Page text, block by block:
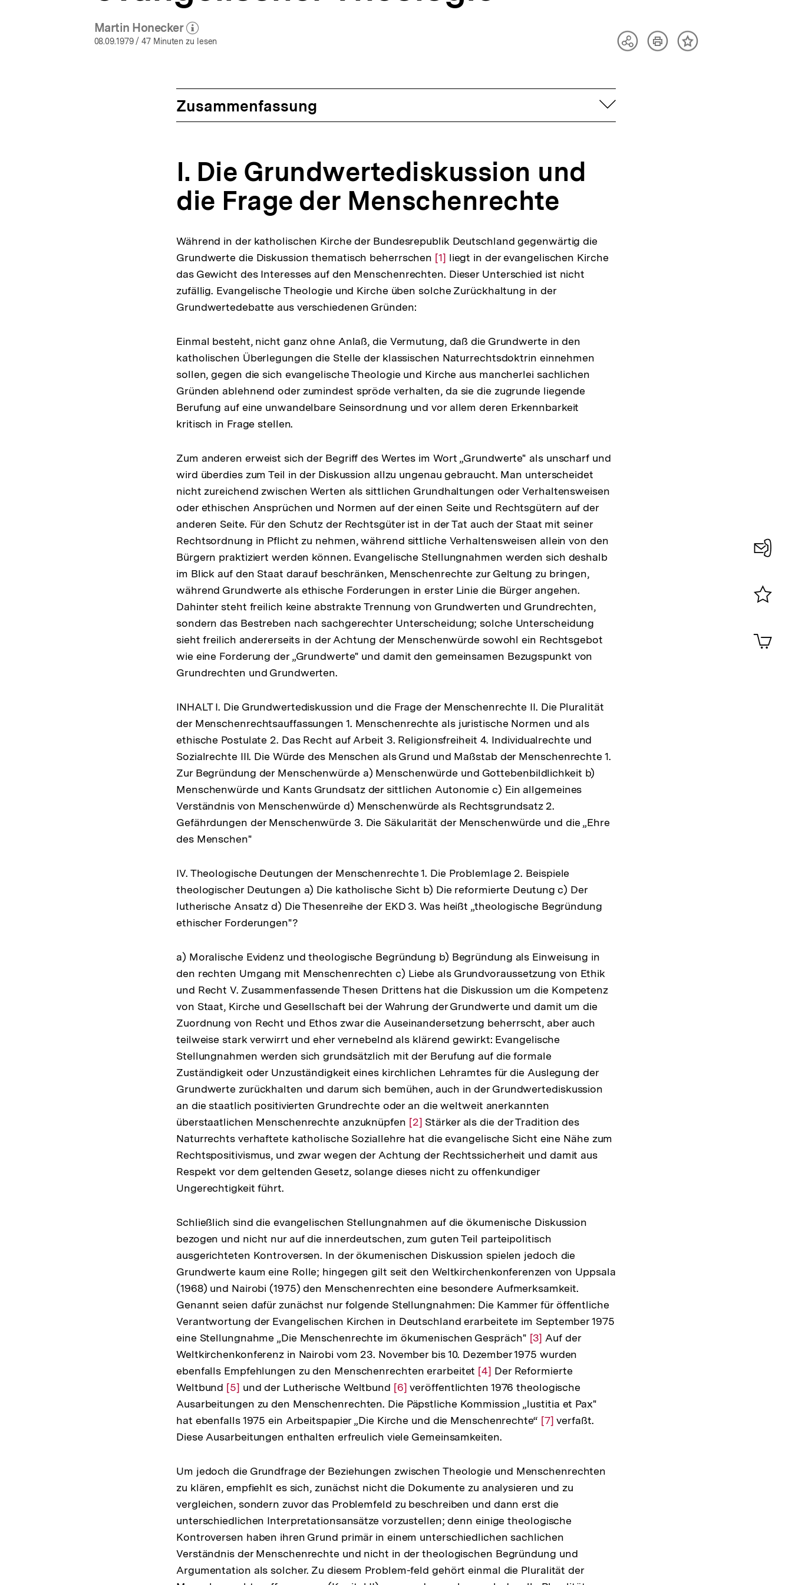
Martin Honecker
(Mehr zum Autor)
öffnen
08.09.1979/ 47 Minuten zu lesen
TeilenArtikelInhalt
Zusammenfassung aufklappen
I. Die Grundwertediskussion und
die Frage der Menschenrechte
Während in der katholischen Kirche der Bundesrepublik Deutschland gegenwärtig die
Grundwerte die Diskussion thematisch beherrschen Zur
Auflösung
der
[1] liegt in der evangelischen Kirche
das Gewicht des Interesses auf den Menschenrechten. Dieser Unterschied ist nicht
zufällig. Evangelische Theologie und Kirche üben solche Zurückhaltung in der
Grundwertedebatte aus verschiedenen Gründen:
Einmal besteht, nicht ganz ohne Anlaß, die Vermutung, daß die Grundwerte in den
katholischen Überlegungen die Stelle der klassischen Naturrechtsdoktrin einnehmen
sollen, gegen die sich evangelische Theologie und Kirche aus mancherlei sachlichen
Gründen ablehnend oder zumindest spröde verhalten, da sie die zugrunde liegende
Berufung auf eine unwandelbare Seinsordnung und vor allem deren Erkennbarkeit
kritisch in Frage stellen.
Zum anderen erweist sich der Begriff des Wertes im Wort „Grundwerte" als unscharf und
wird überdies zum Teil in der Diskussion allzu ungenau gebraucht. Man unterscheidet
nicht zureichend zwischen Werten als sittlichen Grundhaltungen oder Verhaltensweisen
oder ethischen Ansprüchen und Normen auf der einen Seite und Rechtsgütern auf der
anderen Seite. Für den Schutz der Rechtsgüter ist in der Tat auch der Staat mit seiner
Rechtsordnung in Pflicht zu nehmen, während sittliche Verhaltensweisen allein von den
Bürgern praktiziert werden können. Evangelische Stellungnahmen werden sich deshalb
im Blick auf den Staat darauf beschränken, Menschenrechte zur Geltung zu bringen,
während Grundwerte als ethische Forderungen in erster Linie die Bürger angehen.
Dahinter steht freilich keine abstrakte Trennung von Grundwerten und Grundrechten,
sondern das Bestreben nach sachgerechter Unterscheidung; solche Unterscheidung
sieht freilich andererseits in der Achtung der Menschenwürde sowohl ein Rechtsgebot
wie eine Forderung der „Grundwerte" und damit den gemeinsamen Bezugspunkt von
Grundrechten und Grundwerten.
INHALT I. Die Grundwertediskussion und die Frage der Menschenrechte II. Die Pluralität
der Menschenrechtsauffassungen 1. Menschenrechte als juristische Normen und als
ethische Postulate 2. Das Recht auf Arbeit 3. Religionsfreiheit 4. Individualrechte und
Sozialrechte III. Die Würde des Menschen als Grund und Maßstab der Menschenrechte 1.
Zur Begründung der Menschenwürde a) Menschenwürde und Gottebenbildlichkeit b)
Menschenwürde und Kants Grundsatz der sittlichen Autonomie c) Ein allgemeines
Verständnis von Menschenwürde d) Menschenwürde als Rechtsgrundsatz 2.
Gefährdungen der Menschenwürde 3. Die Säkularität der Menschenwürde und die „Ehre
des Menschen"
IV. Theologische Deutungen der Menschenrechte 1. Die Problemlage 2. Beispiele
theologischer Deutungen a) Die katholische Sicht b) Die reformierte Deutung c) Der
lutherische Ansatz d) Die Thesenreihe der EKD 3. Was heißt „theologische Begründung
ethischer Forderungen"?
a) Moralische Evidenz und theologische Begründung b) Begründung als Einweisung in
den rechten Umgang mit Menschenrechten c) Liebe als Grundvoraussetzung von Ethik
und Recht V. Zusammenfassende Thesen Drittens hat die Diskussion um die Kompetenz
von Staat, Kirche und Gesellschaft bei der Wahrung der Grundwerte und damit um die
Zuordnung von Recht und Ethos zwar die Auseinandersetzung beherrscht, aber auch
teilweise stark verwirrt und eher vernebelnd als klärend gewirkt: Evangelische
Stellungnahmen werden sich grundsätzlich mit der Berufung auf die formale
Zuständigkeit oder Unzuständigkeit eines kirchlichen Lehramtes für die Auslegung der
Grundwerte zurückhalten und darum sich bemühen, auch in der Grundwertediskussion
an die staatlich positivierten Grundrechte oder an die weltweit anerkannten
überstaatlichen Menschenrechte anzuknüpfen Zur
Auflösung
der
Fußnote
[2] Stärker als die der Tradition des
Naturrechts verhaftete katholische Soziallehre hat die evangelische Sicht eine Nähe zum
Rechtspositivismus, und zwar wegen der Achtung der Rechtssicherheit und damit aus
Respekt vor dem geltenden Gesetz, solange dieses nicht zu offenkundiger
Ungerechtigkeit führt.
Schließlich sind die evangelischen Stellungnahmen auf die ökumenische Diskussion
bezogen und nicht nur auf die innerdeutschen, zum guten Teil parteipolitisch
ausgerichteten Kontroversen. In der ökumenischen Diskussion spielen jedoch die
Grundwerte kaum eine Rolle; hingegen gilt seit den Weltkirchenkonferenzen von Uppsala
(1968) und Nairobi (1975) den Menschenrechten eine besondere Aufmerksamkeit.
Genannt seien dafür zunächst nur folgende Stellungnahmen: Die Kammer für öffentliche
Verantwortung der Evangelischen Kirchen in Deutschland erarbeitete im September 1975
eine Stellungnahme „Die Menschenrechte im ökumenischen Gespräch" Zur
Auflösung
der
Fußnote
[3] Auf der
Weltkirchenkonferenz in Nairobi vom 23. November bis 10. Dezember 1975 wurden
ebenfalls Empfehlungen zu den Menschenrechten erarbeitet Zur
Auflösung
der
Fußnote
[4] Der Reformierte
Weltbund Zur
Auflösung
der
Fußnote
[5] und der Lutherische Weltbund Zur
Auflösung
der
Fußnote
[6] veröffentlichten 1976 theologische
Ausarbeitungen zu den Menschenrechten. Die Päpstliche Kommission „lustitia et Pax"
hat ebenfalls 1975 ein Arbeitspapier „Die Kirche und die Menschenrechte“ Zur
Fußnote
[7] verfaßt.
Diese Ausarbeitungen enthalten erfreulich viele Gemeinsamkeiten.
Um jedoch die Grundfrage der Beziehungen zwischen Theologie und Menschenrechten
zu klären, empfiehlt es sich, zunächst nicht die Dokumente zu analysieren und zu
vergleichen, sondern zuvor das Problemfeld zu beschreiben und dann erst die
unterschiedlichen Interpretationsansätze vorzustellen; denn einige theologische
Kontroversen haben ihren Grund primär in einem unterschiedlichen sachlichen
Verständnis der Menschenrechte und nicht in der theologischen Begründung und
Argumentation als solcher. Zu diesem Problem-feld gehört einmal die Pluralität der